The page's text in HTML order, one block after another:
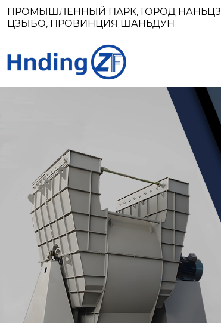
ПРОМЫШЛЕННЫЙ ПАРК, ГОРОД
ЦЗЫБО, ПРОВИНЦИЯ ШАНЬДУН